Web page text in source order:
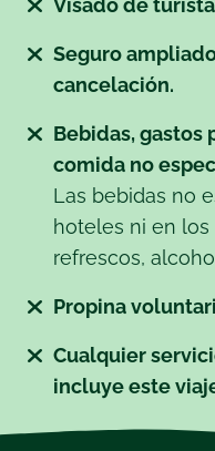
Visado de turista
Seguro
cancelación.
Bebidas, gastos
comida no
Las bebidas no
hoteles ni en los
refrescos,
Propina
Cualquier
incluye este